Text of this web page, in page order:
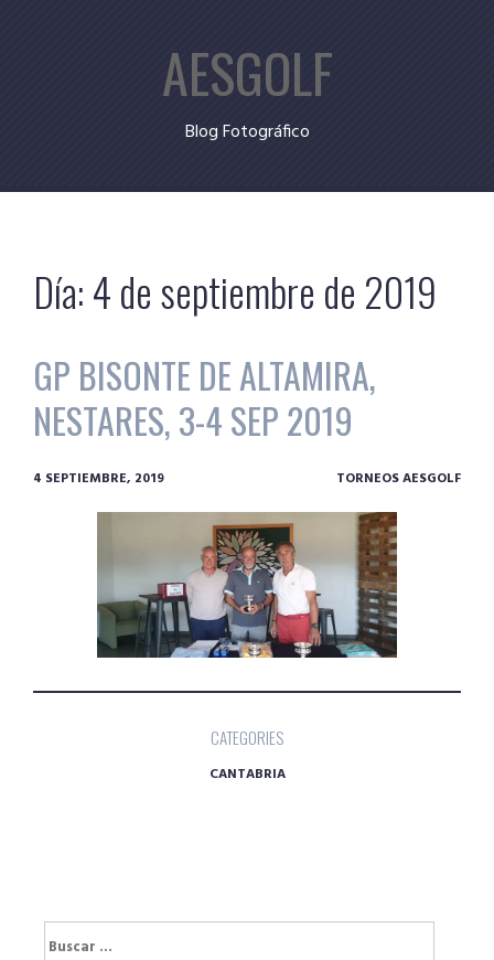
AESGOLF
Blog Fotográfico
Día:4 de septiembre de 2019
GP BISONTE DE ALTAMIRA,
NESTARES, 3-4 SEP 2019
4 SEPTIEMBRE, 2019 TORNEOS AESGOLF
CATEGORIES
CANTABRIA
Buscar: